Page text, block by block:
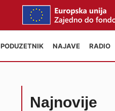
PODUZETNIK NAJAVE RADIO
Najnovije